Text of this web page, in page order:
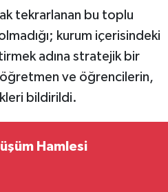
tekrarlanan bu toplu
kurum içerisindeki
adına stratejik bir
öğretmen ve öğrencilerin,
bildirildi.
Hamlesi